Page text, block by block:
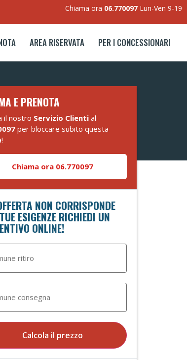
Chiama ora 06.770097 Lun-Ven 9-19
AREA RISERVATA PER I CONCESSIONARI
E PRENOTA
il nostro Servizio Clienti al
per bloccare subito questa
Chiama ora 06.770097
NON CORRISPONDE
ESIGENZE RICHIEDI UN
ONLINE!
Calcola il prezzo